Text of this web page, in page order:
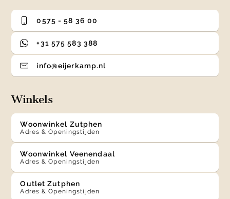
0575 - 58 36 00
+31 575 583 388
info@eijerkamp.nl
Winkels
Woonwinkel Zutphen
Adres & Openingstijden
Woonwinkel Veenendaal
Adres & Openingstijden
Outlet Zutphen
Adres & Openingstijden